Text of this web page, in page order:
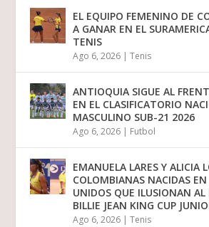
EL EQUIPO FEMENINO DE
A GANAR EN EL
TENIS
Ago 6, 2026 |Tenis
ANTIOQUIA SIGUE AL
EN EL CLASIFICATORIO
MASCULINO SUB-21 2026
Ago 6, 2026 Futbol
EMANUELA LARES Y ALICIA
COLOMBIANAS NACIDAS
UNIDOS QUE ILUSIONAN AL
BILLIE JEAN KING CUP
Ago 6, 2026 |Tenis